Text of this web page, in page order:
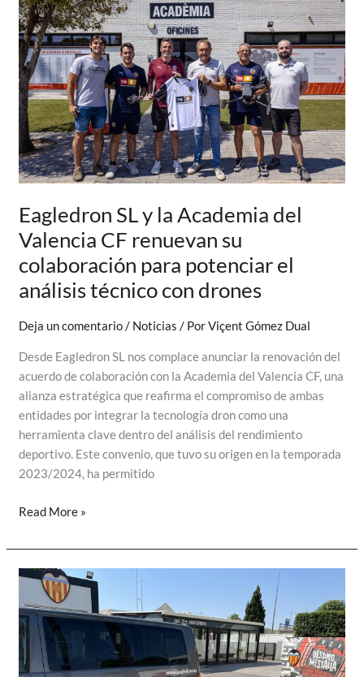
ciudadana
con
drones
suministrados
y
formación
impartida
por
EagleDron
Eagledron SL y la Academia del
Valencia CF renuevan su
colaboración para potenciar el
análisis técnico con drones
Deja un comentario/ Noticias / PorViçent Gómez Dual
Desde Eagledron SL nos complace anunciar la renovación del
acuerdo de colaboración con la Academia del Valencia CF, una
alianza estratégica que reafirma el compromiso de ambas
entidades por integrar la tecnología dron como una
herramienta clave dentro del análisis del rendimiento
deportivo. Este convenio, que tuvo su origen en la temporada
2023/2024, ha permitido
Eagledron
y
la
Academia
del
Valencia
CF
renuevan
Read More »